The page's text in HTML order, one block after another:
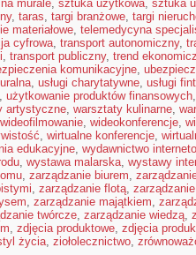
murale, sztuka użytkowa, sztuka
, taras, targi branżowe, targi
materiałowe, telemedycyna
cyfrowa, transport autonomiczny,
, transport publiczny, trend
komunikacyjne,
, usługi charytatywne, usługi
, użytkowanie produktów finansowych
artystyczne, warsztaty kulinarne,
wideofilmowanie, wideokonferencje,
, wirtualne konferencje,
edukacyjne, wydawnictwo
, wystawa malarska, wystawy
, zarządzanie biurem,
, zarządzanie flotą,
, zarządzanie majątkiem,
twórcze, zarządzanie wiedzą,
, zdjęcia produktowe, zdjęcia
życia, ziołolecznictwo,